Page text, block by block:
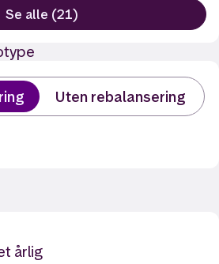
Se alle (21)
Uten rebalansering
årlig